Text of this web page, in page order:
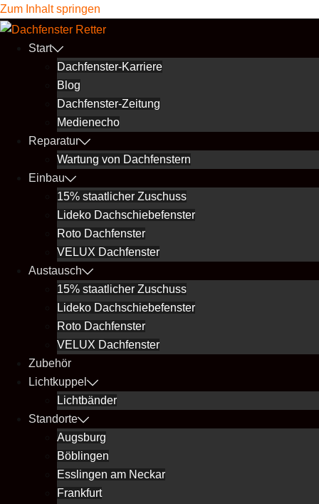
Zum Inhalt springen
Start
Dachfenster-Karriere
Blog
Dachfenster-Zeitung
Medienecho
Reparatur
Wartung von Dachfenstern
Einbau
15% staatlicher Zuschuss
Lideko Dachschiebefenster
Roto Dachfenster
VELUX Dachfenster
Austausch
15% staatlicher Zuschuss
Lideko Dachschiebefenster
Roto Dachfenster
VELUX Dachfenster
Zubehör
Lichtkuppel
Lichtbänder
Standorte
Augsburg
Böblingen
Esslingen am Neckar
Frankfurt